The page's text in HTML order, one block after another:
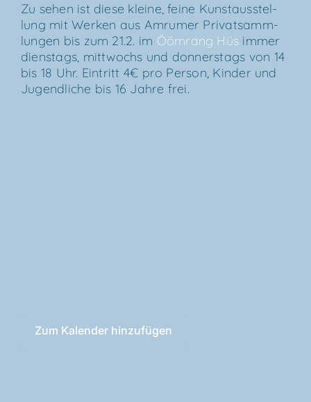
Zu sehen ist die­se klei­ne, fei­ne Kunst­aus­stel­
lung mit Wer­ken aus Amru­mer Pri­vat­samm­
lun­gen bis zum 21.2. im Ööm­rang Hüs immer
diens­tags, mitt­wochs und don­ners­tags von 14
bis 18 Uhr. Ein­tritt 4€ pro Per­son, Kin­der und
Jugend­li­che bis 16 Jah­re frei.
Zum Kalender hinzufügen